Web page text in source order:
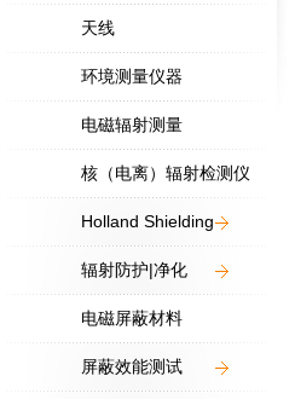
天线
环境测量仪器
电磁辐射测量
核（电离）辐射检测仪
Holland Shielding
辐射防护|净化
电磁屏蔽材料
屏蔽效能测试